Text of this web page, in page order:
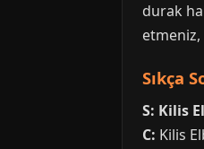
durak
etmeniz,
Sıkça
S: Kilis
C: Kilis